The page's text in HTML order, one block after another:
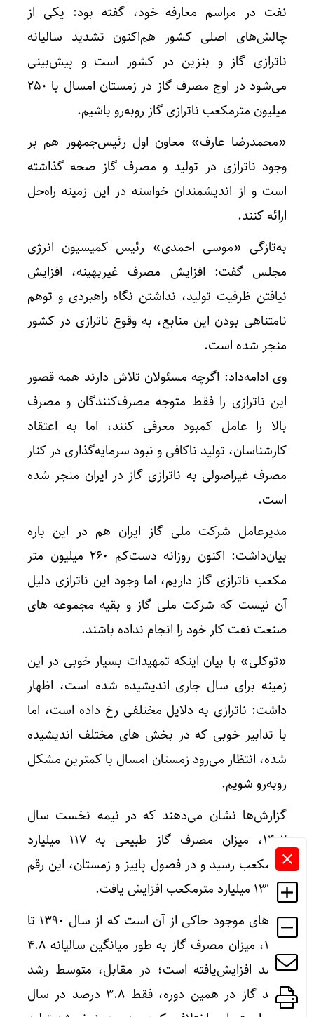
نفت در مراسم معارفه خود، گفته بود: یکی از
چالش‌های اصلی کشور هم‌اکنون تشدید سالیانه
ناترازی گاز و بنزین در کشور است و پیش‌بینی
می‌شود در اوج مصرف گاز در زمستان امسال با ۲۵۰
میلیون مترمکعب ناترازی گاز روبه‌رو باشیم.
«محمدرضا عارف» معاون اول رئیس‌جمهور هم بر
وجود ناترازی در تولید و مصرف گاز صحه گذاشته
است و از اندیشمندان خواسته در این زمینه راه‌حل
ارائه کنند.
به‌تازگی «موسی احمدی» رئیس کمیسیون انرژی
مجلس گفت: افزایش مصرف غیربهینه، افزایش‌
نیافتن ظرفیت تولید، نداشتن نگاه راهبردی و توهم
نامتناهی بودن این منابع، به وقوع ناترازی در کشور
منجر شده است.
وی ادامه‌داد: اگرچه مسئولان تلاش دارند همه قصور
این ناترازی را فقط متوجه مصرف‌کنندگان و مصرف
بالا را عامل کمبود معرفی کنند، اما به اعتقاد
کارشناسان، تولید ناکافی و نبود سرمایه‌گذاری در کنار
مصرف غیراصولی به ناترازی گاز در ایران منجر شده
است.
مدیرعامل شرکت ملی گاز ایران هم در این باره
بیان‌داشت: اکنون روزانه دست‌کم ۲۶۰ میلیون متر
مکعب ناترازی گاز داریم، اما وجود این ناترازی دلیل
آن نیست که شرکت ملی گاز و بقیه مجموعه های
صنعت نفت کار خود را انجام نداده باشند.
«توکلی» با بیان اینکه تمهیدات بسیار خوبی در این
زمینه برای سال جاری اندیشیده شده است، اظهار
داشت: ناترازی به دلایل مختلفی رخ داده است، اما
با تدابیر خوبی که در بخش های مختلف اندیشیده
شده، انتظار می‌رود زمستان امسال با کمترین مشکل
روبه‌رو شویم.
گزارش‌ها نشان می‌دهند که در نیمه نخست سال
۱۴۰۲، میزان مصرف گاز طبیعی به ۱۱۷ میلیارد
مترمکعب رسید و در فصول پاییز و زمستان، این رقم
به ۱۳۲ میلیارد مترمکعب افزایش یافت.
آمارهای موجود حاکی از آن است که از سال ۱۳۹۰ تا
۱۴۰۱، میزان مصرف گاز به طور میانگین سالیانه ۴.۸
درصد افزایش‌یافته است؛ در مقابل، متوسط رشد
تولید گاز در همین دوره، فقط ۳.۸ درصد در سال